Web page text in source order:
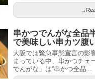
串かつでんがな全品
で美味しい串カツ腹
大阪では緊急事態宣言の影
まっている中、串かつチェ
でんがな」は“串かつ全品...